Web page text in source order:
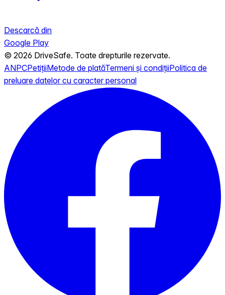
Descarcă din
Google Play
© 2026 DriveSafe. Toate drepturile rezervate.
ANPCPetițiiMetode de platăTermeni și condițiiPolitica de
preluare datelor cu caracter personal